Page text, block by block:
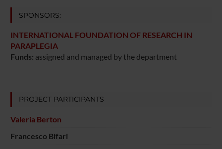
SPONSORS:
INTERNATIONAL FOUNDATION OF RESEARCH IN
PARAPLEGIA
Funds: assigned and managed by the department
PROJECT PARTICIPANTS
Valeria Berton
Francesco Bifari